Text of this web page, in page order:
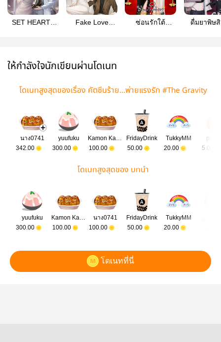
SET HEART :
Fake Love
ซ่อนรักใต้
ดื่มยาพิษ
ให้กำลังใจนักเขียนผ่านโดเนท
โดเนทสูงสุดของเรื่อง คัตซีนร้าย...พ่ายแรงรัก #The Gravity
นาง0741
342.00
yuufuku
300.00
Kamon Kamonrat
100.00
FridayDrink
50.00
TukkyMM
20.00
5.00
โดเนทสูงสุดของ บทนำ
yuufuku
300.00
Kamon Kamonrat
100.00
นาง0741
100.00
FridayDrink
50.00
TukkyMM
20.00
โดเนทที่นี่